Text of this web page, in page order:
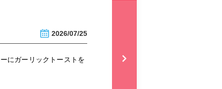
2026/07/25
にガーリックトーストを